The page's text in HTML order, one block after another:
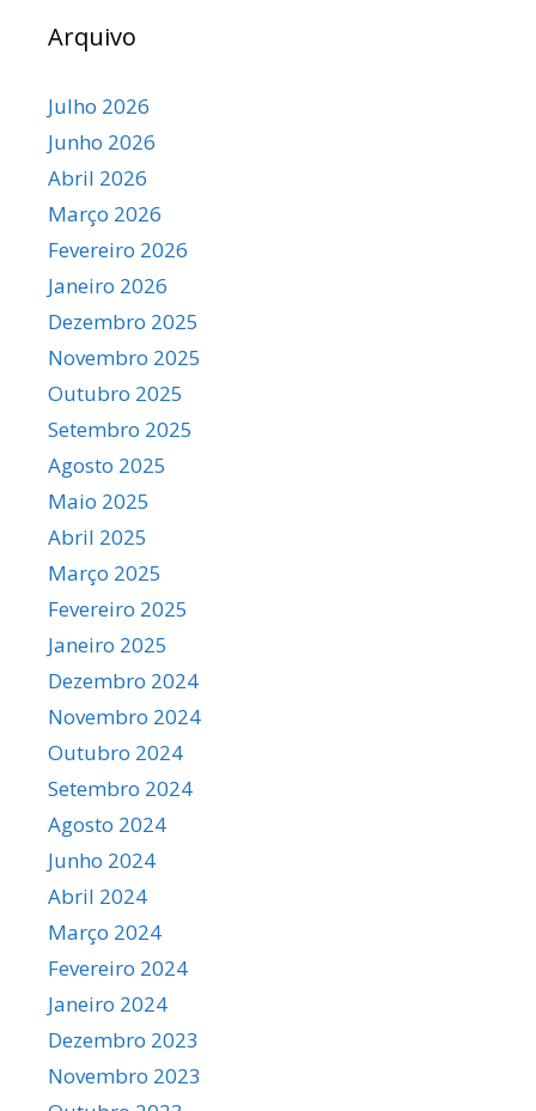
Arquivo
Julho 2026
Junho 2026
Abril 2026
Março 2026
Fevereiro 2026
Janeiro 2026
Dezembro 2025
Novembro 2025
Outubro 2025
Setembro 2025
Agosto 2025
Maio 2025
Abril 2025
Março 2025
Fevereiro 2025
Janeiro 2025
Dezembro 2024
Novembro 2024
Outubro 2024
Setembro 2024
Agosto 2024
Junho 2024
Abril 2024
Março 2024
Fevereiro 2024
Janeiro 2024
Dezembro 2023
Novembro 2023